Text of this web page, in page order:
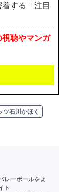
着する「注目
視聴やマンガ
ツ石川かほく
レーボールをよ
ト